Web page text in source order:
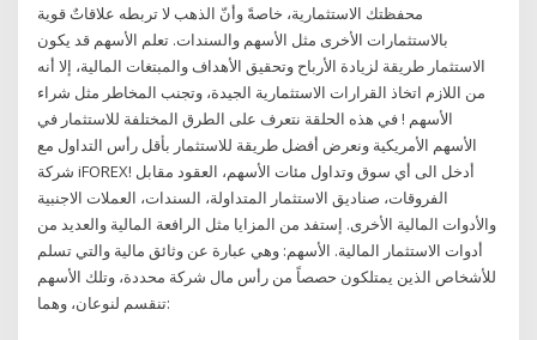
محفظتك الاستثمارية، خاصةً وأنّ الذهب لا تربطه علاقاتٌ قوية
بالاستثمارات الأخرى مثل الأسهم والسندات. تعلم الأسهم قد يكون
الاستثمار طريقة لزيادة الأرباح وتحقيق الأهداف والمبتغات المالية، إلا أنه
من اللازم اتخاذ القرارات الاستثمارية الجيدة، وتجنب المخاطر مثل شراء
الأسهم ! في هذه الحلقة نتعرف على الطرق المختلفة للاستثمار في
الأسهم الأمريكية ونعرض أفضل طريقة للاستثمار بأقل رأس التداول مع
شركة iFOREX! أدخل الى أي سوق وتداول مئات الأسهم، العقود مقابل
الفروقات، صناديق الاستثمار المتداولة، السندات، العملات الاجنبية
والأدوات المالية الأخرى. إستفد من المزايا مثل الرافعة المالية والعديد من
أدوات الاستثمار المالية. الأسهم: وهي عبارة عن وثائق مالية والتي تسلم
للأشخاص الذين يمتلكون حصصاً من رأس مال شركة محددة، وتلك الأسهم
تنقسم لنوعان، وهما: